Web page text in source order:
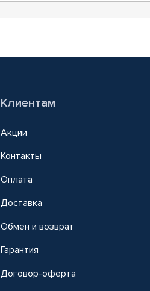
Клиентам
Акции
Контакты
Оплата
Доставка
Обмен и возврат
Гарантия
Договор-оферта